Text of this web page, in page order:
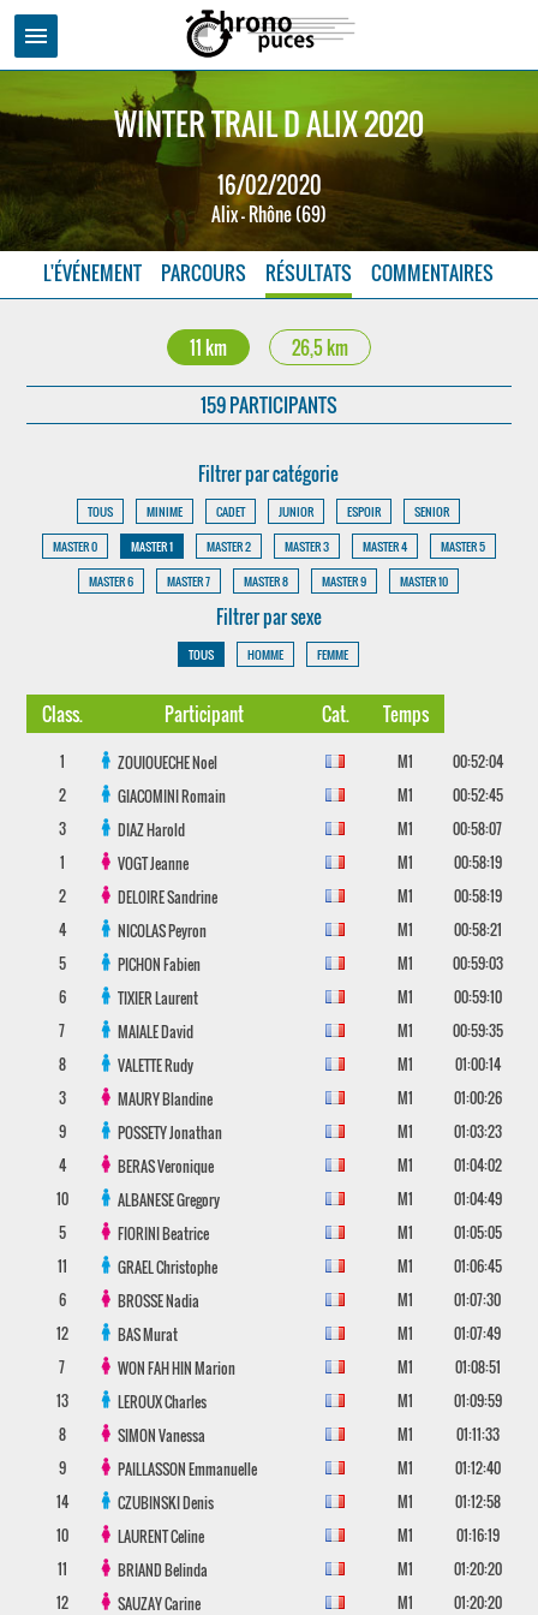
menu
WINTER TRAIL D ALIX 2020
16/02/2020
Alix - Rhône (69)
L'ÉVÉNEMENT PARCOURS RÉSULTATS COMMENTAIRES
11 km 26,5 km
159 PARTICIPANTS
Filtrer par catégorie
TOUS MINIME CADET JUNIOR ESPOIR
SENIOR
MASTER 0
MASTER 1 MASTER 2 MASTER 3 MASTER 4
MASTER 5
MASTER 6
MASTER 7 MASTER 8 MASTER 9 MASTER 10
Filtrer par sexe
TOUS HOMME FEMME
Class. Participant Cat. Temps
1 ZOUIOUECHENoel M1
00:52:04
2
GIACOMINIRomain M1
00:52:45
3
DIAZHarold M1
00:58:07
1
VOGTJeanne M1
00:58:19
2
DELOIRESandrine M1
00:58:19
4
NICOLASPeyron M1
00:58:21
5
PICHONFabien M1
00:59:03
6
TIXIERLaurent M1
00:59:10
7
MAIALEDavid M1
00:59:35
8
VALETTERudy M1
01:00:14
3
MAURYBlandine M1
01:00:26
9
POSSETYJonathan M1
01:03:23
4
BERASVeronique M1
01:04:02
10
ALBANESEGregory M1
01:04:49
5
FIORINIBeatrice M1
01:05:05
11
GRAELChristophe M1
01:06:45
6
BROSSENadia M1
01:07:30
12
BASMurat M1
01:07:49
7
WON FAH HINMarion M1
01:08:51
13
LEROUXCharles M1
01:09:59
8
SIMONVanessa M1
01:11:33
9
PAILLASSONEmmanuelle M1
01:12:40
14
CZUBINSKIDenis M1
01:12:58
10
LAURENTCeline M1
01:16:19
11
BRIANDBelinda M1
01:20:20
12
SAUZAYCarine M1
01:20:20